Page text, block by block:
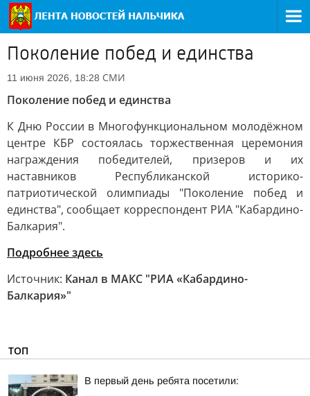
Поколение побед и единства
11 июня 2026, 18:28 СМИ
Поколение побед и единства
К Дню России в Многофункциональном молодёжном
центре КБР состоялась торжественная церемония
награждения победителей, призеров и их
наставников Республиканской историко-
патриотической олимпиады "Поколение побед и
единства", сообщает корреспондент РИА "Кабардино-
Балкария".
Подробнее здесь
Источник: Канал в МАКС "РИА «Кабардино-
Балкария»"
ТОП
В первый день ребята посетили: